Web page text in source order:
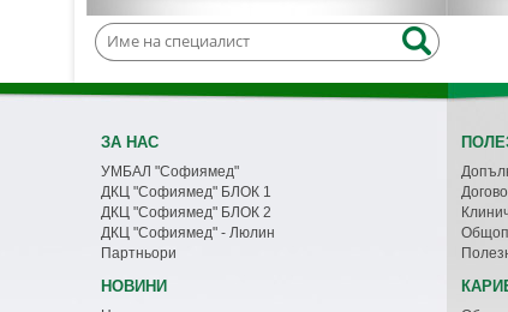
ЗА НАС
УМБАЛ "Софиямед"
ДКЦ "Софиямед" БЛОК 1
ДКЦ "Софиямед" БЛОК 2
ДКЦ "Софиямед" - Люлин
Партньори
НОВИНИ